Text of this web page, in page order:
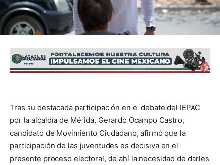
Tras su destacada participación en el debate del IEPAC
por la alcaldía de Mérida, Gerardo Ocampo Castro,
candidato de Movimiento Ciudadano, afirmó que la
participación de las juventudes es decisiva en el
presente proceso electoral, de ahí la necesidad de darles